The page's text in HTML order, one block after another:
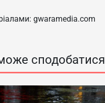
gwaramedia.com
сподобатися